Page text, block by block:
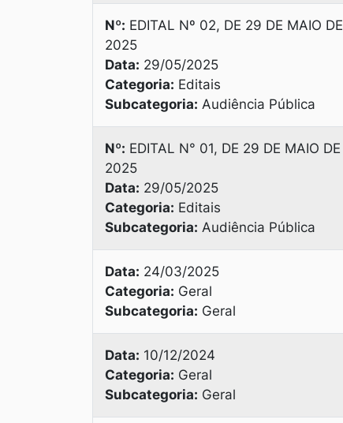
Nº: EDITAL Nº 02, DE 29 DE MAIO DE
2025
Data: 29/05/2025
Categoria: Editais
Subcategoria: Audiência Pública
Nº: EDITAL N° 01, DE 29 DE MAIO DE
2025
Data: 29/05/2025
Categoria: Editais
Subcategoria: Audiência Pública
Data: 24/03/2025
Categoria: Geral
Subcategoria: Geral
Data: 10/12/2024
Categoria: Geral
Subcategoria: Geral